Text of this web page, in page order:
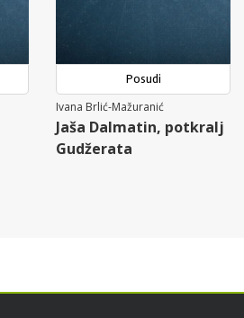
Posudi
Ivana Brlić-Mažuranić
Jaša Dalmatin, potkralj
Gudžerata